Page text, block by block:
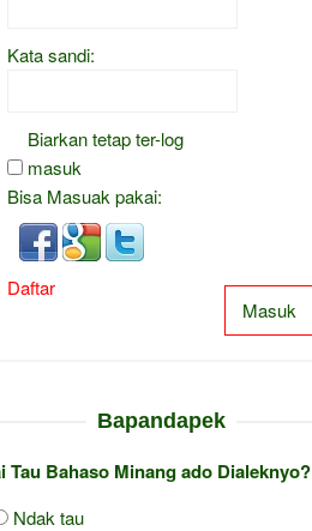
Kata sandi:
Biarkan tetap ter-log
masuk
Bisa Masuak pakai:
Masuk
Daftar
Bapandapek
Tau Bahaso Minang ado Dialeknyo?
Ndak tau